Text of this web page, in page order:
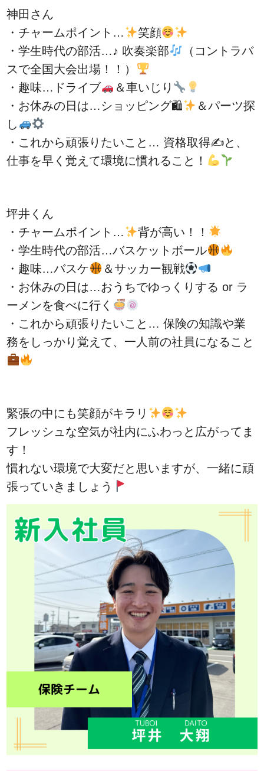
神田さん
・チャームポイント…
笑顔
・学生時代の部活…♪ 吹奏楽部
（コントラバ
スで全国大会出場！！）
・趣味…ドライブ
＆車いじり
・お休みの日は…ショッピング🛍
＆パーツ探
し
・これから頑張りたいこと… 資格取得✍と、
仕事を早く覚えて環境に慣れること！
坪井くん
・チャームポイント…
背が高い！！
・学生時代の部活…バスケットボール
・趣味…バスケ
＆サッカー観戦
・お休みの日は…おうちでゆっくりする or ラ
ーメンを食べに行く
・これから頑張りたいこと… 保険の知識や業
務をしっかり覚えて、一人前の社員になること
緊張の中にも笑顔がキラリ
フレッシュな空気が社内にふわっと広がってま
す！
慣れない環境で大変だと思いますが、一緒に頑
張っていきましょう